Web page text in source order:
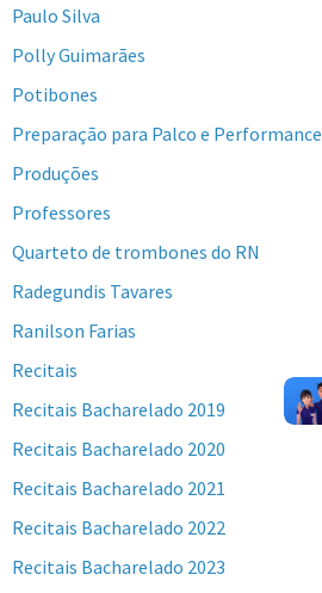
Paulo Silva
Polly Guimarães
Potibones
Preparação para Palco e Performance
Produções
Professores
Quarteto de trombones do RN
Radegundis Tavares
Ranilson Farias
Recitais
Recitais Bacharelado 2019
Recitais Bacharelado 2020
Recitais Bacharelado 2021
Recitais Bacharelado 2022
Recitais Bacharelado 2023